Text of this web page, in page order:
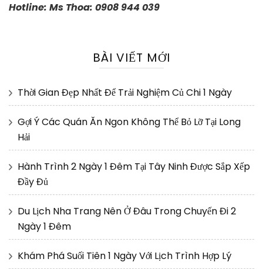
Hotline: Ms Thoa: 0908 944 039
BÀI VIẾT MỚI
Thời Gian Đẹp Nhất Để Trải Nghiệm Củ Chi 1 Ngày
Gợi Ý Các Quán Ăn Ngon Không Thể Bỏ Lỡ Tại Long
Hải
Hành Trình 2 Ngày 1 Đêm Tại Tây Ninh Được Sắp Xếp
Đầy Đủ
Du Lịch Nha Trang Nên Ở Đâu Trong Chuyến Đi 2
Ngày 1 Đêm
Khám Phá Suối Tiên 1 Ngày Với Lịch Trình Hợp Lý